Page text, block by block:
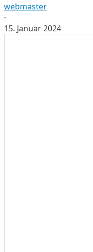
2023
webmaster
·
15. Januar 2024